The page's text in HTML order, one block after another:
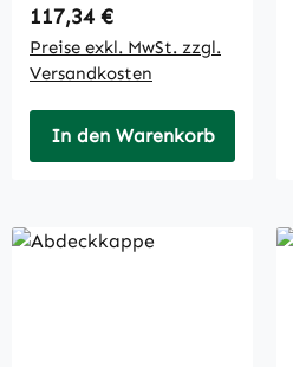
Regulärer Preis:
117,34 €
Preise exkl. MwSt. zzgl.
Versandkosten
In den Warenkorb